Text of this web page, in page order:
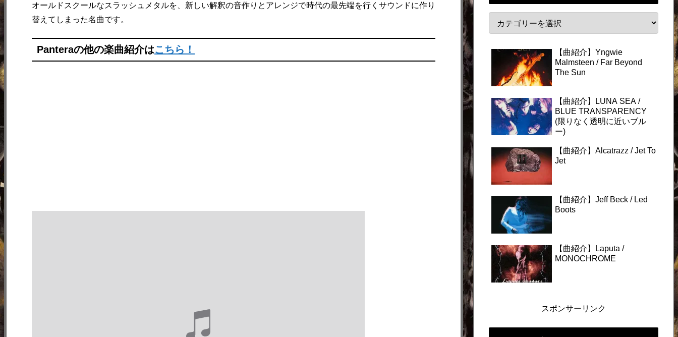
オールドスクールなスラッシュメタルを、新しい解釈の音作りとアレンジで時代の最先端を行くサウンドに作り
替えてしまった名曲です。
Panteraの他の楽曲紹介はこちら！
【曲紹介】Yngwie
Malmsteen / Far Beyond
The Sun
【曲紹介】LUNA SEA /
BLUE TRANSPARENCY
(限りなく透明に近いブル
ー)
【曲紹介】Alcatrazz / Jet To
Jet
【曲紹介】Jeff Beck / Led
Boots
【曲紹介】Laputa /
MONOCHROME
スポンサーリンク